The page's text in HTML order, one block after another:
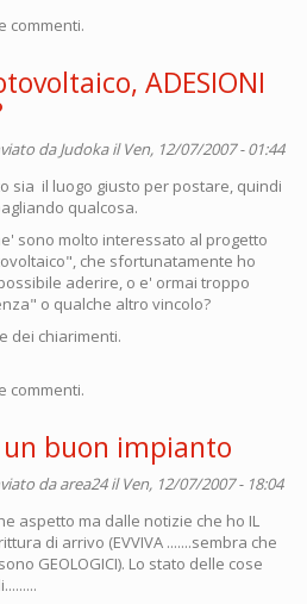
commenti.
ADESIONI
daJudokail Ven, 12/07/2007 - 01:44
sia il luogo giusto per postare, quindi
qualcosa.
sono molto interessato al progetto
che sfortunatamente ho
aderire, o e' ormai troppo
o qualche altro vincolo?
dei chiarimenti.
commenti.
buon impianto
daarea24il Ven, 12/07/2007 - 18:04
aspetto ma dalle notizie che ho IL
di arrivo (EVVIVA .......sembra che
GEOLOGICI). Lo stato delle cose